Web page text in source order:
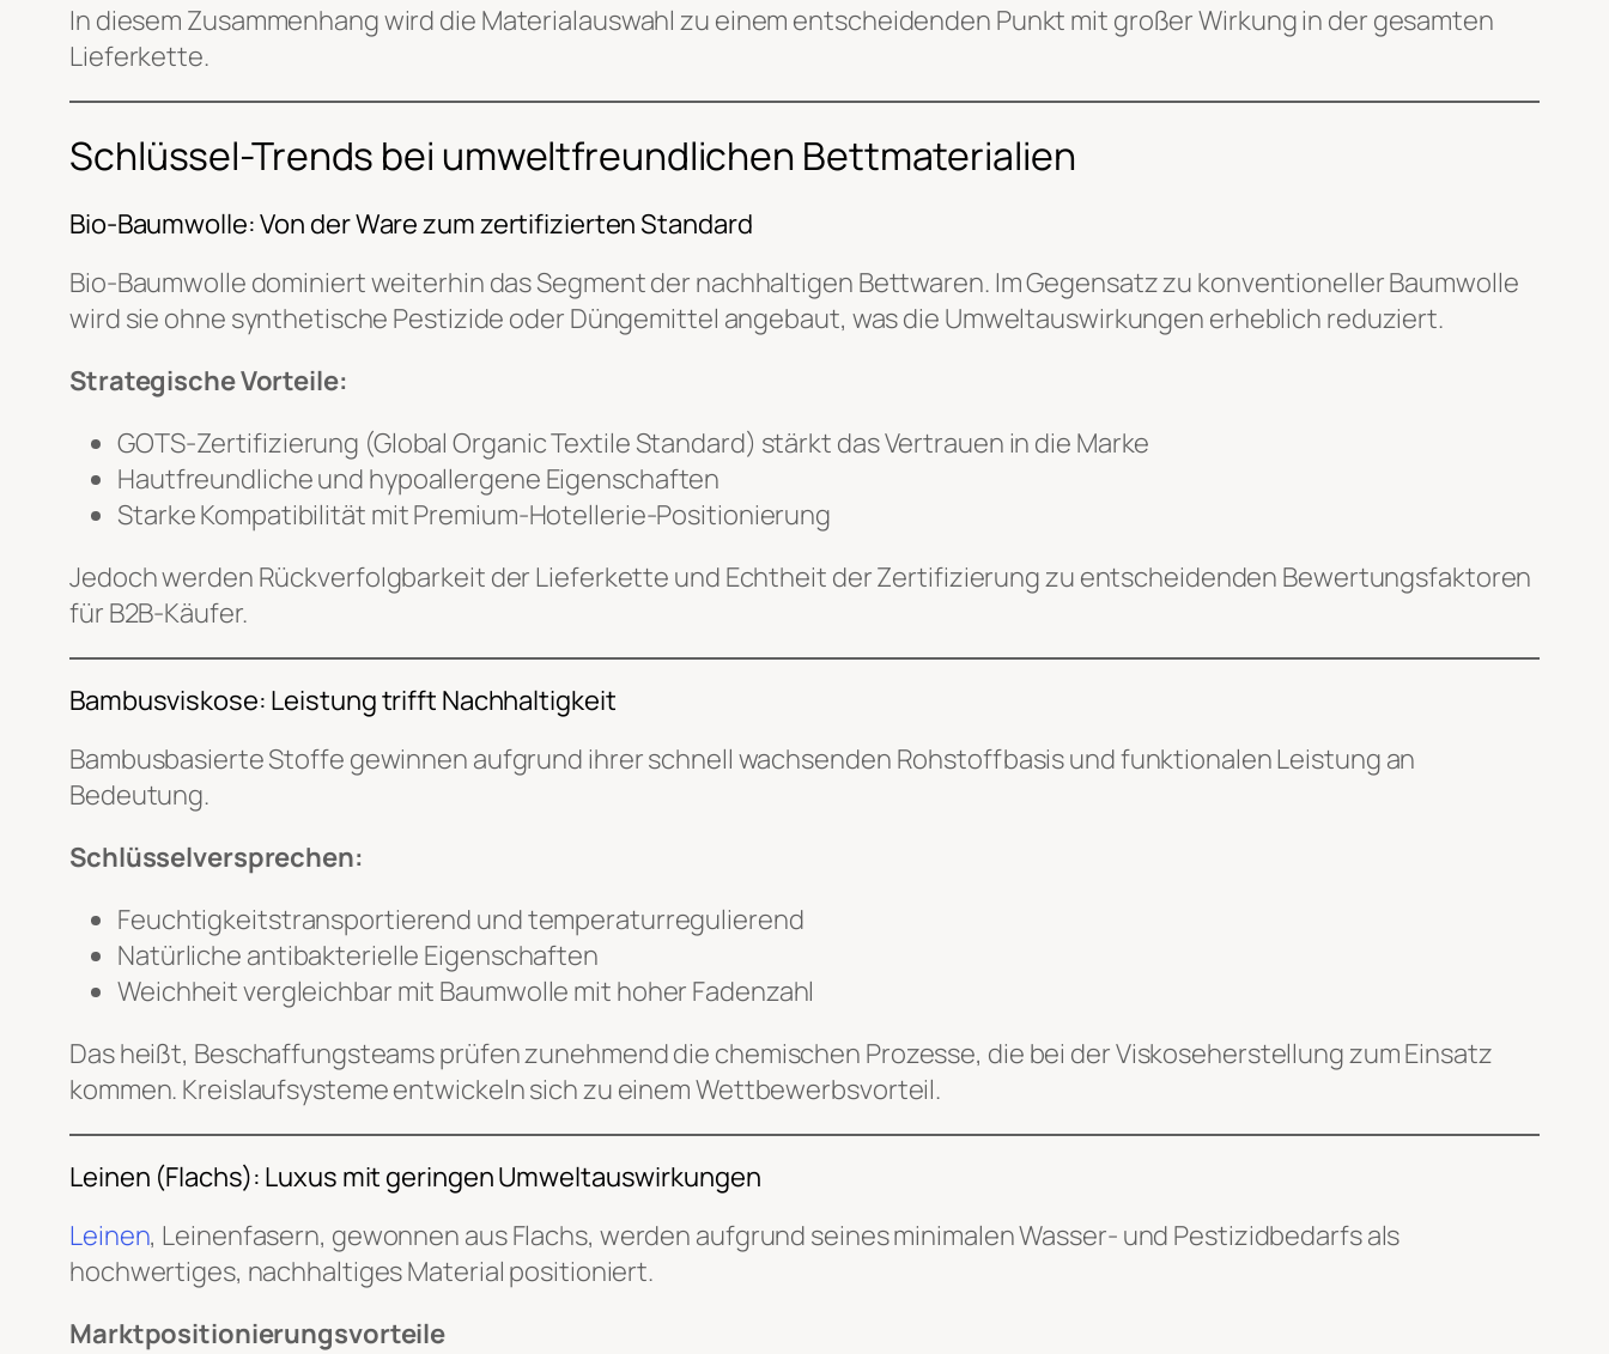
In diesem Zusammenhang wird die Materialauswahl zu einem entscheidenden Punkt mit großer Wirkung in der gesamten
Lieferkette.
Schlüssel-Trends bei umweltfreundlichen Bettmaterialien
Bio-Baumwolle: Von der Ware zum zertifizierten Standard
Bio-Baumwolle dominiert weiterhin das Segment der nachhaltigen Bettwaren. Im Gegensatz zu konventioneller Baumwolle
wird sie ohne synthetische Pestizide oder Düngemittel angebaut, was die Umweltauswirkungen erheblich reduziert.
Strategische Vorteile:
GOTS-Zertifizierung (Global Organic Textile Standard) stärkt das Vertrauen in die Marke
Hautfreundliche und hypoallergene Eigenschaften
Starke Kompatibilität mit Premium-Hotellerie-Positionierung
Jedoch werden Rückverfolgbarkeit der Lieferkette und Echtheit der Zertifizierung zu entscheidenden Bewertungsfaktoren
für B2B-Käufer.
Bambusviskose: Leistung trifft Nachhaltigkeit
Bambusbasierte Stoffe gewinnen aufgrund ihrer schnell wachsenden Rohstoffbasis und funktionalen Leistung an
Bedeutung.
Schlüsselversprechen:
Feuchtigkeitstransportierend und temperaturregulierend
Natürliche antibakterielle Eigenschaften
Weichheit vergleichbar mit Baumwolle mit hoher Fadenzahl
Das heißt, Beschaffungsteams prüfen zunehmend die chemischen Prozesse, die bei der Viskoseherstellung zum Einsatz
kommen. Kreislaufsysteme entwickeln sich zu einem Wettbewerbsvorteil.
Leinen (Flachs): Luxus mit geringen Umweltauswirkungen
Leinen, Leinenfasern, gewonnen aus Flachs, werden aufgrund seines minimalen Wasser- und Pestizidbedarfs als
hochwertiges, nachhaltiges Material positioniert.
Marktpositionierungsvorteile